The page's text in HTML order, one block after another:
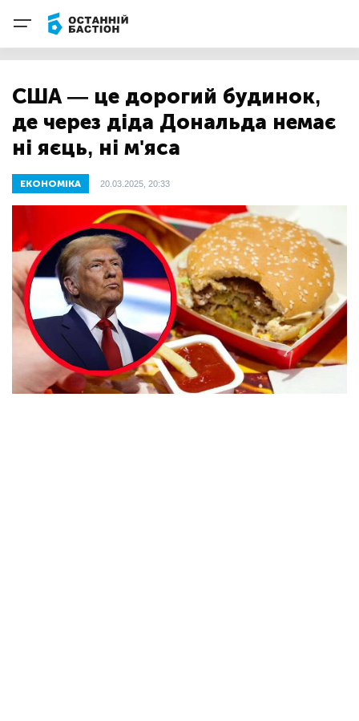
США — це дорогий будинок,
де через діда Дональда немає
ні яєць, ні м'яса
ЕКОНОМІКА 20.03.2025, 20:33